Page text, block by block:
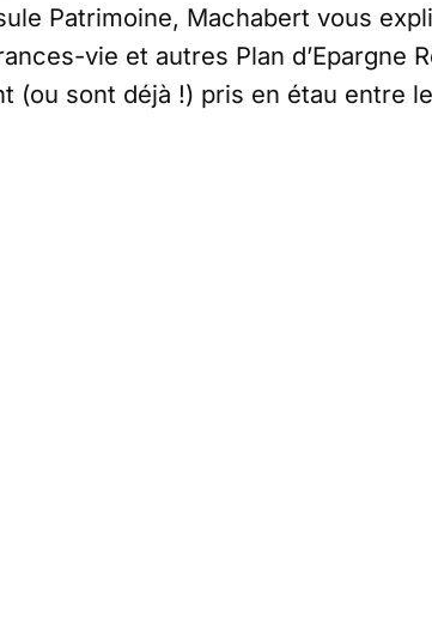
Patrimoine, Machabert vous
vie et autres Plan d’Epargne
(ou sont déjà !) pris en étau entre